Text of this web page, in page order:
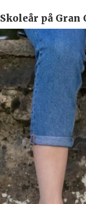
Skoleår på